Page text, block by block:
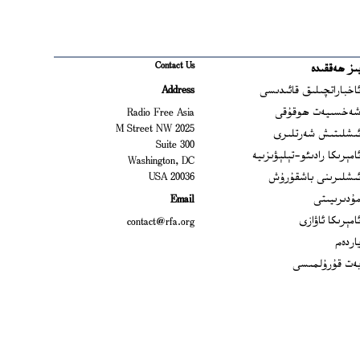
ھەققىدە
ئاخباراتچىلىق قائىدىسى
شەخسىيەت ھوقۇقى
ئىشلىتىش شەرتلىرى
ئامېرىكا رادىئو-تېلېۋىزىيە
ئىشلىرىنى باشقۇرۇش
مۇدىرىيىتى
ئامېرىكا ئاۋازى
ياردەم
بەت قۇرۇلمىسى
Contact Us
Address
Radio Free Asia
2025 M Street NW
Suite 300
Washington, DC
20036 USA
Email
contact@rfa.org